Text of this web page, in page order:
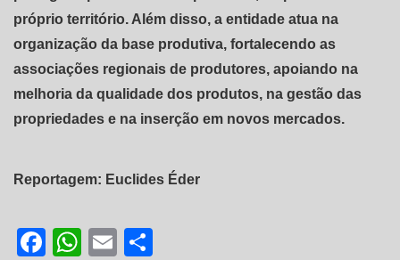
próprio território. Além disso, a entidade atua na
organização da base produtiva, fortalecendo as
associações regionais de produtores, apoiando na
melhoria da qualidade dos produtos, na gestão das
propriedades e na inserção em novos mercados.
Reportagem: Euclides Éder
Facebook
WhatsApp
Email